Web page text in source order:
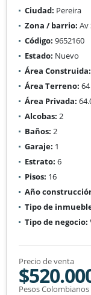
Ciudad: Pereira
Zona / barrio: Av
Código: 9652160
Estado: Nuevo
Área Construida:
Área Terreno:
Área Privada:
Alcobas: 2
Baños: 2
Garaje: 1
Estrato: 6
Pisos: 16
Año
Tipo de
Tipo de negocio:
Precio de venta
Pesos Colombianos